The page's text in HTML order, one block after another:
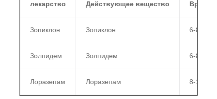
лекарство Действующее вещество Время
Зопиклон Зопиклон 6-8
Золпидем Золпидем 6-8
Лоразепам Лоразепам 8-12